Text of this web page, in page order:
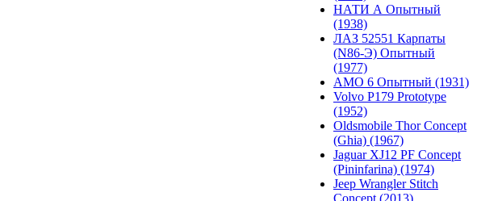
НАТИ А Опытный
(1938)
ЛАЗ 52551 Карпаты
(N86-Э) Опытный
(1977)
АМО 6 Опытный (1931)
Volvo P179 Prototype
(1952)
Oldsmobile Thor Concept
(Ghia) (1967)
Jaguar XJ12 PF Concept
(Pininfarina) (1974)
Jeep Wrangler Stitch